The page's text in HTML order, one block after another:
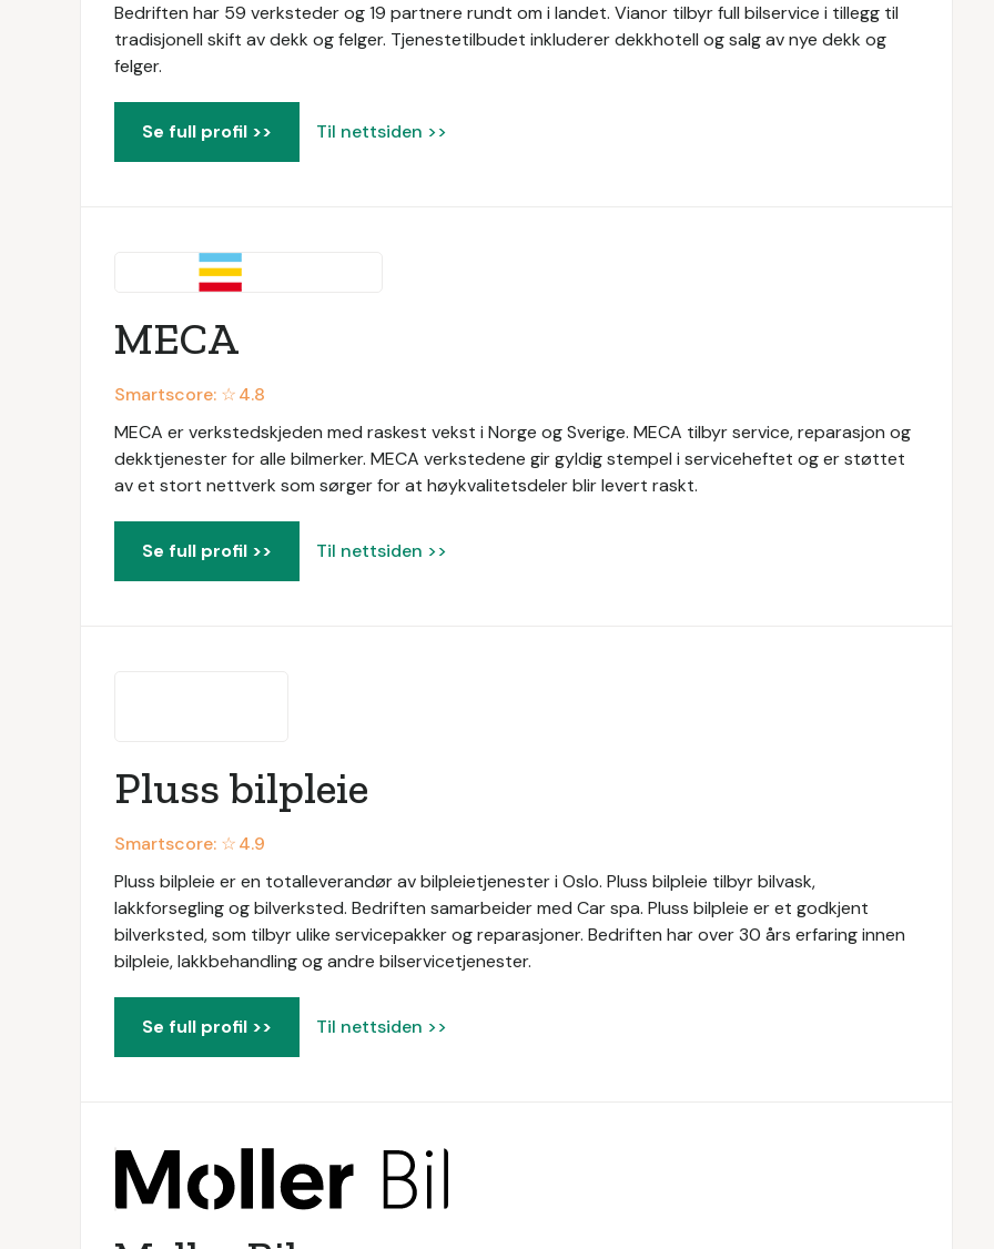
Bedriften har 59 verksteder og 19 partnere rundt om i landet. Vianor tilbyr full bilservice i tillegg til
tradisjonell skift av dekk og felger. Tjenestetilbudet inkluderer dekkhotell og salg av nye dekk og
felger.
Se full profil >> Til nettsiden >>
MECA
Smartscore: ☆4.8
MECA er verkstedskjeden med raskest vekst i Norge og Sverige. MECA tilbyr service, reparasjon og
dekktjenester for alle bilmerker. MECA verkstedene gir gyldig stempel i serviceheftet og er støttet
av et stort nettverk som sørger for at høykvalitetsdeler blir levert raskt.
Se full profil >> Til nettsiden >>
Pluss bilpleie
Smartscore: ☆4.9
Pluss bilpleie er en totalleverandør av bilpleietjenester i Oslo. Pluss bilpleie tilbyr bilvask,
lakkforsegling og bilverksted. Bedriften samarbeider med Car spa. Pluss bilpleie er et godkjent
bilverksted, som tilbyr ulike servicepakker og reparasjoner. Bedriften har over 30 års erfaring innen
bilpleie, lakkbehandling og andre bilservicetjenester.
Se full profil >> Til nettsiden >>